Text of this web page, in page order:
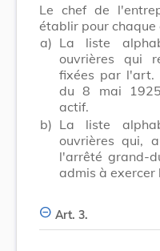
Le chef de
établir pour chaque
a) La liste
ouvrières qui
fixées par l'art.
du 8 mai
actif.
b) La liste
ouvrières qui,
l'arrêté grand-
admis à
Art. 3.